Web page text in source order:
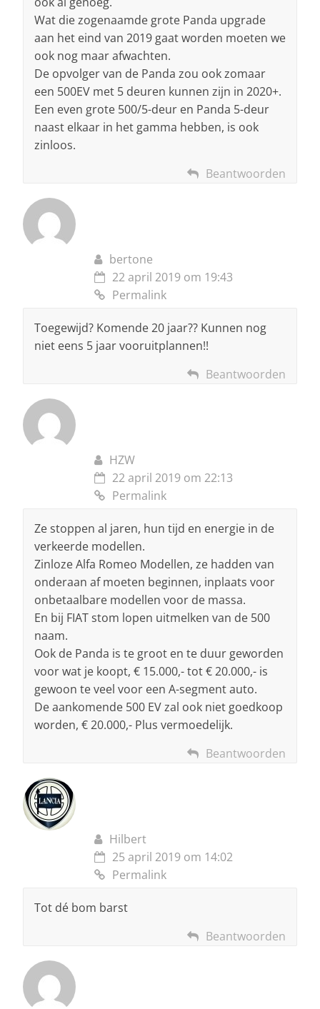
Wat die zogenaamde grote Panda upgrade
aan het eind van 2019 gaat worden moeten we
ook nog maar afwachten.
De opvolger van de Panda zou ook zomaar
een 500EV met 5 deuren kunnen zijn in 2020+.
Een even grote 500/5-deur en Panda 5-deur
naast elkaar in het gamma hebben, is ook
zinloos.
Beantwoorden
bertone
22 april 2019 om 19:43
Permalink
Toegewijd? Komende 20 jaar?? Kunnen nog
niet eens 5 jaar vooruitplannen!!
Beantwoorden
HZW
22 april 2019 om 22:13
Permalink
Ze stoppen al jaren, hun tijd en energie in de
verkeerde modellen.
Zinloze Alfa Romeo Modellen, ze hadden van
onderaan af moeten beginnen, inplaats voor
onbetaalbare modellen voor de massa.
En bij FIAT stom lopen uitmelken van de 500
naam.
Ook de Panda is te groot en te duur geworden
voor wat je koopt, € 15.000,- tot € 20.000,- is
gewoon te veel voor een A-segment auto.
De aankomende 500 EV zal ook niet goedkoop
worden, € 20.000,- Plus vermoedelijk.
Beantwoorden
Hilbert
25 april 2019 om 14:02
Permalink
Tot dé bom barst
Beantwoorden